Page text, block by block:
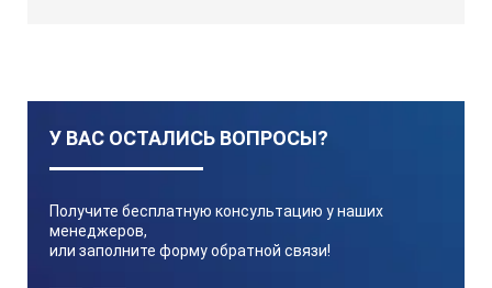
Тип контроллера
У ВАС ОСТАЛИСЬ ВОПРОСЫ?
Получите бесплатную консультацию у наших
менеджеров,
или заполните форму обратной связи!